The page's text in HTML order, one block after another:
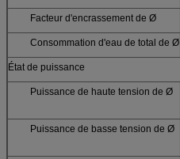
Facteur d'encrassement de Ø
Consommation d'eau de total de Ø
État de puissance
Puissance de haute tension de Ø
Puissance de basse tension de Ø